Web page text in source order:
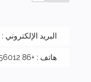
البريد الإلكتروني :
هاتف : +86 15957056012